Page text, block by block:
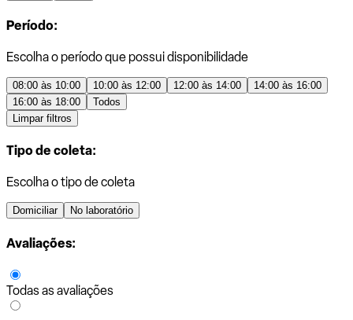
Período:
Escolha o período que possui disponibilidade
08:00 às 10:00 10:00 às 12:00 12:00 às 14:00
14:00 às 16:00
16:00 às 18:00
Todos
Limpar filtros
Tipo de coleta:
Escolha o tipo de coleta
Domiciliar No laboratório
Avaliações:
Todas as avaliações